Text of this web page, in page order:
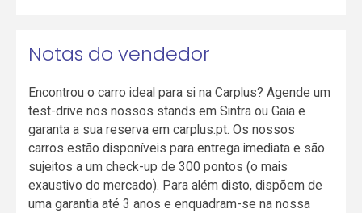
Notas do vendedor
Encontrou o carro ideal para si na Carplus? Agende um
test-drive nos nossos stands em Sintra ou Gaia e
garanta a sua reserva em carplus.pt. Os nossos
carros estão disponíveis para entrega imediata e são
sujeitos a um check-up de 300 pontos (o mais
exaustivo do mercado). Para além disto, dispõem de
uma garantia até 3 anos e enquadram-se na nossa